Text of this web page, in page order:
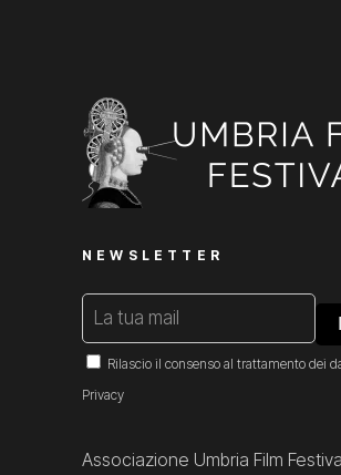
NEWSLETTER
Rilascio il consenso al trattamento dei
Privacy
Associazione Umbria Film